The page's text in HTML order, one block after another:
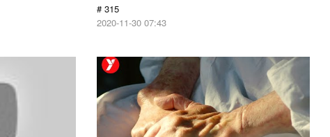
# 315
2020-11-30 07:43